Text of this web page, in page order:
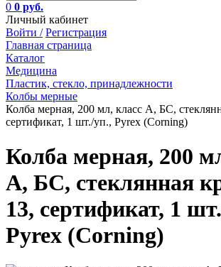
0 0 руб.
Личный кабинет
Войти / Регистрация
Главная страница
Каталог
Медицина
Пластик, стекло, принадлежности
Колбы мерные
Колба мерная, 200 мл, класс А, БС,
сертификат, 1 шт./уп., Pyrex (Corning)
Колба мерная, 200
А, БС, стеклянная
13, сертификат, 1
Pyrex (Corning)